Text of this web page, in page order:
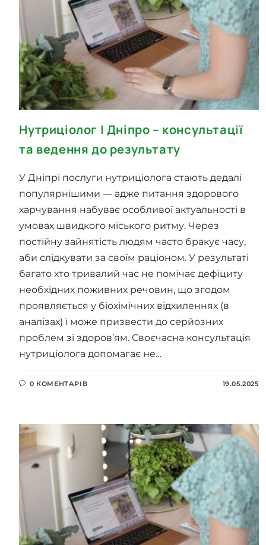
Нутриціолог | Дніпро – консультації
та ведення до результату
У Дніпрі послуги нутриціолога стають дедалі
популярнішими — адже питання здорового
харчування набуває особливої актуальності в
умовах швидкого міського ритму. Через
постійну зайнятість людям часто бракує часу,
аби слідкувати за своїм раціоном. У результаті
багато хто тривалий час не помічає дефіциту
необхідних поживних речовин, що згодом
проявляється у біохімічних відхиленнях (в
аналізах) і може призвести до серйозних
проблем зі здоров’ям. Своєчасна консультація
нутриціолога допомагає не…
0 КОМЕНТАРІВ 19.05.2025